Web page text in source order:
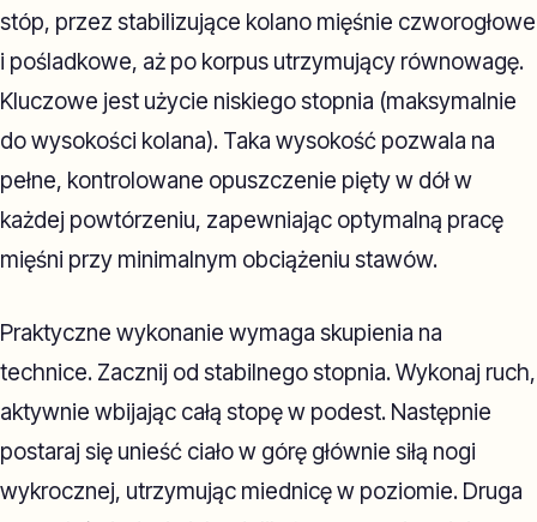
stóp, przez stabilizujące kolano mięśnie czworogłowe
i pośladkowe, aż po korpus utrzymujący równowagę.
Kluczowe jest użycie niskiego stopnia (maksymalnie
do wysokości kolana). Taka wysokość pozwala na
pełne, kontrolowane opuszczenie pięty w dół w
każdej powtórzeniu, zapewniając optymalną pracę
mięśni przy minimalnym obciążeniu stawów.
Praktyczne wykonanie wymaga skupienia na
technice. Zacznij od stabilnego stopnia. Wykonaj ruch,
aktywnie wbijając całą stopę w podest. Następnie
postaraj się unieść ciało w górę głównie siłą nogi
wykrocznej, utrzymując miednicę w poziomie. Druga